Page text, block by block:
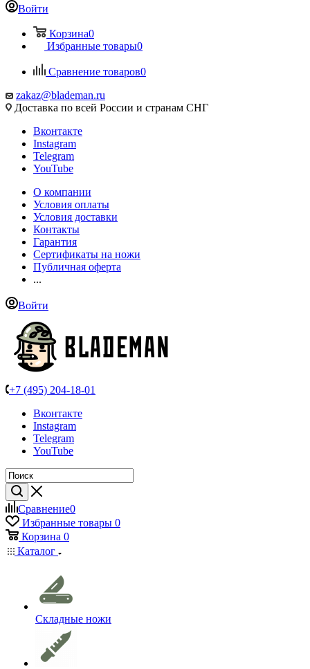
Войти
Корзина0
Избранные товары0
Сравнение товаров0
zakaz@blademan.ru
Доставка по всей России и странам СНГ
Вконтакте
Instagram
Telegram
YouTube
О компании
Условия оплаты
Условия доставки
Контакты
Гарантия
Сертификаты на ножи
Публичная оферта
...
Войти
+7 (495) 204-18-01
Вконтакте
Instagram
Telegram
YouTube
Сравнение0
Избранные товары 0
Корзина 0
Каталог
Складные ножи